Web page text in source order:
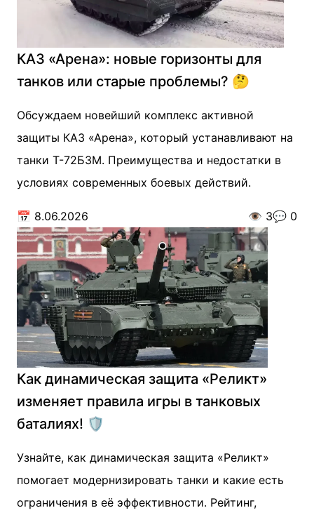
КАЗ «Арена»: новые горизонты для
танков или старые проблемы? 🤔
Обсуждаем новейший комплекс активной
защиты КАЗ «Арена», который устанавливают на
танки Т-72Б3М. Преимущества и недостатки в
условиях современных боевых действий.
📅 8.06.2026 👁️ 3💬 0
Как динамическая защита «Реликт»
изменяет правила игры в танковых
баталиях! 🛡️
Узнайте, как динамическая защита «Реликт»
помогает модернизировать танки и какие есть
ограничения в её эффективности. Рейтинг,